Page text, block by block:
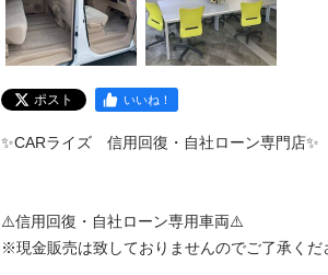
ポスト いいね！
✨CARライズ　信用回復・自社ローン専門店✨
⚠️信用回復・自社ローン専用車両⚠️
※現金販売は致しておりませんのでご了承くだ